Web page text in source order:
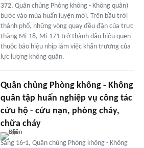
372, Quân chủng Phòng không - Không quân)
bước vào mùa huấn luyện mới. Trên bầu trời
thành phố, những vòng quay đều đặn của trực
thăng Mi-18, Mi-171 trở thành dấu hiệu quen
thuộc báo hiệu nhịp làm việc khẩn trương của
lực lượng không quân.
Quân chủng Phòng không - Không
quân tập huấn nghiệp vụ công tác
cứu hộ - cứu nạn, phòng cháy,
chữa cháy
Sáng 16-1, Quân chủng Phòng không - Không